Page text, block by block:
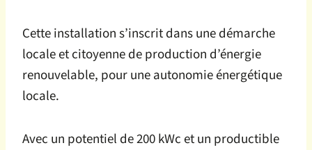
Cette installation s’inscrit dans une démarche
locale et citoyenne de production d’énergie
renouvelable, pour une autonomie énergétique
locale.
Avec un potentiel de 200 kWc et un productible